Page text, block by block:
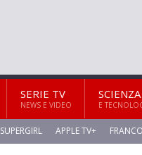
SERIE TV
NEWS E VIDEO
SCIENZA
E
SUPERGIRL APPLE TV+